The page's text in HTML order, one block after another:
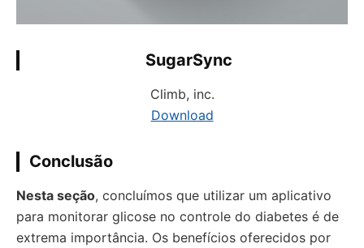
SugarSync
Climb, inc.
Download
Conclusão
Nesta seção, concluímos que utilizar um aplicativo
para monitorar glicose no controle do diabetes é de
extrema importância. Os benefícios oferecidos por